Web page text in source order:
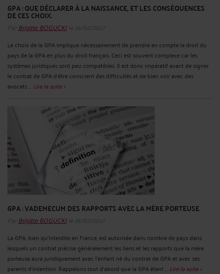
GPA : QUE DÉCLARER À LA NAISSANCE, ET LES CONSÉQUENCES
DE CES CHOIX.
Par Brigitte BOGUCKI le 16/02/2017
Le choix de la GPA implique nécessairement de prendre en compte le droit du
pays de la GPA en plus du droit français. Ceci est souvent complexe car les
systèmes juridiques sont peu compatibles. Il est donc impératif avant de signer
le contrat de GPA d’être conscient des difficultés et de bien voir avec des
avocats ... Lire la suite >
GPA : VADEMECUM DES RAPPORTS AVEC LA MÈRE PORTEUSE
Par Brigitte BOGUCKI le 16/02/2017
La GPA, bien qu’interdite en France, est autorisée dans nombre de pays dans
lesquels un contrat précise généralement les liens et les rapports que la mère
porteuse aura juridiquement avec l’enfant né du contrat de GPA et avec ses
parents d’intention. Rappelons tout d’abord que la GPA étant ... Lire la suite >